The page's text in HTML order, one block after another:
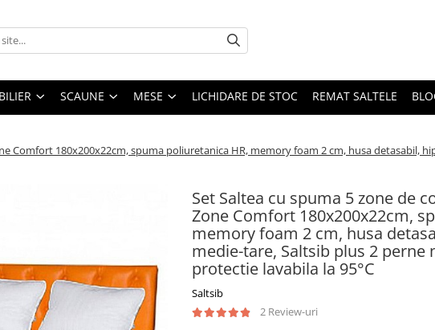
SCAUNE MESE LICHIDARE DE STOC REMAT SALTELE
Comfort 180x200x22cm, spuma poliuretanica HR, memory foam 2 cm, husa detasabil,
Set Saltea cu spuma 5 zone de
Zone Comfort 180x200x22cm,
memory foam 2 cm, husa
medie-tare, Saltsib plus 2 perne
protectie lavabila la 95°C
Saltsib
2 Review-uri